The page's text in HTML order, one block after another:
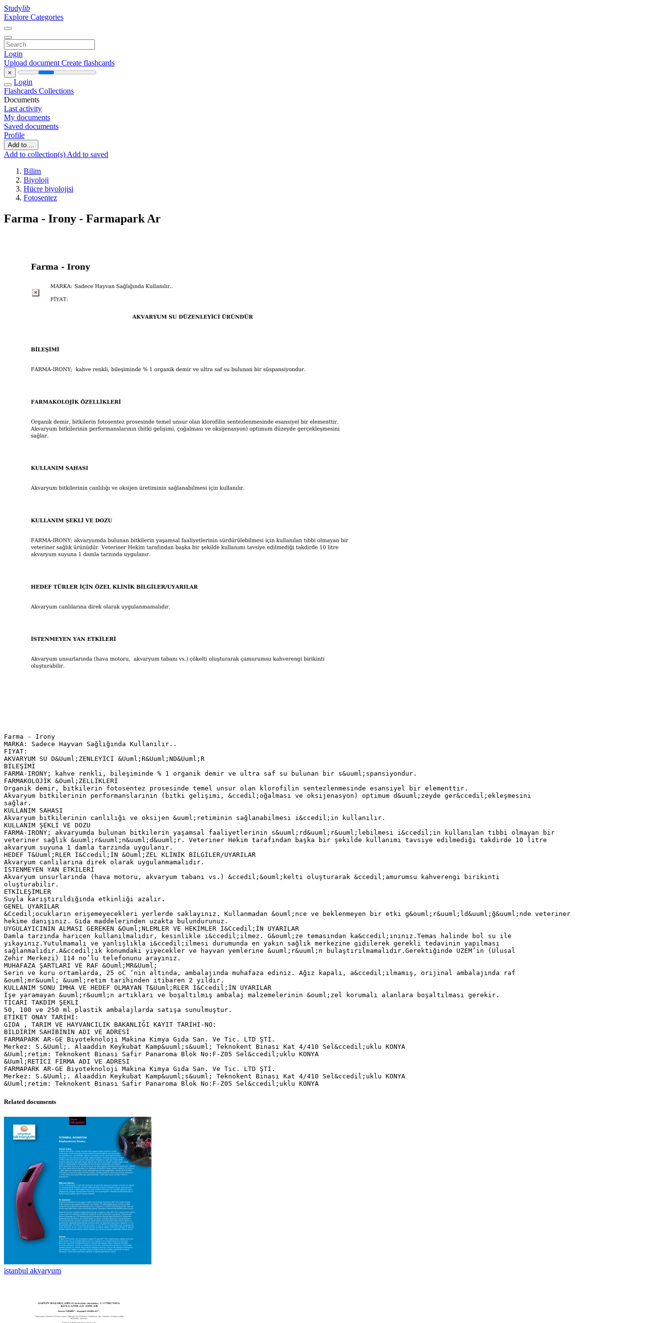
Studylib
Explore Categories
Login
Upload document Create flashcards
×
Login
Flashcards Collections
Documents
Last activity
My documents
Saved documents
Profile
Add to ...
Add to collection(s) Add to saved
Bilim
Biyoloji
Hücre biyolojisi
Fotosentez
Farma - Irony - Farmapark Ar
Farma - Irony
MARKA: Sadece Hayvan Sağlığında Kullanılır..
FİYAT:
AKVARYUM SU D&Uuml;ZENLEYİCİ &Uuml;R&Uuml;ND&Uuml;R
BİLEŞİMİ
FARMA-IRONY; kahve renkli, bileşiminde % 1 organik demir ve ultra saf su bulunan bir s&uuml;spansiyondur.
FARMAKOLOJİK &Ouml;ZELLİKLERİ
Organik demir, bitkilerin fotosentez prosesinde temel unsur olan klorofilin sentezlenmesinde esansiyel bir elementtir.
Akvaryum bitkilerinin performanslarının (bitki gelişimi, &ccedil;oğalması ve oksijenasyon) optimum d&uuml;zeyde ger&ccedil;ekleşmesini
sağlar.
KULLANIM SAHASI
Akvaryum bitkilerinin canlılığı ve oksijen &uuml;retiminin sağlanabilmesi i&ccedil;in kullanılır.
KULLANIM ŞEKLİ VE DOZU
FARMA-IRONY; akvaryumda bulunan bitkilerin yaşamsal faaliyetlerinin s&uuml;rd&uuml;r&uuml;lebilmesi i&ccedil;in kullanılan tıbbi olmayan bir
veteriner sağlık &uuml;r&uuml;n&uuml;d&uuml;r. Veteriner Hekim tarafından başka bir şekilde kullanımı tavsiye edilmediği takdirde 10 litre
akvaryum suyuna 1 damla tarzında uygulanır.
HEDEF T&Uuml;RLER İ&Ccedil;İN &Ouml;ZEL KLİNİK BİLGİLER/UYARILAR
Akvaryum canlılarına direk olarak uygulanmamalıdır.
İSTENMEYEN YAN ETKİLERİ
Akvaryum unsurlarında (hava motoru, akvaryum tabanı vs.) &ccedil;&ouml;kelti oluşturarak &ccedil;amurumsu kahverengi birikinti
oluşturabilir.
ETKİLEŞİMLER
Suyla karıştırıldığında etkinliği azalır.
GENEL UYARILAR
&Ccedil;ocukların erişemeyecekleri yerlerde saklayınız. Kullanmadan &ouml;nce ve beklenmeyen bir etki g&ouml;r&uuml;ld&uuml;ğ&uuml;nde veteriner
hekime danışınız. Gıda maddelerinden uzakta bulundurunuz.
UYGULAYICININ ALMASI GEREKEN &Ouml;NLEMLER VE HEKİMLER İ&Ccedil;İN UYARILAR
Damla tarzında haricen kullanılmalıdır, kesinlikle i&ccedil;ilmez. G&ouml;ze temasından ka&ccedil;ınınız.Temas halinde bol su ile
yıkayınız.Yutulmamalı ve yanlışlıkla i&ccedil;ilmesi durumunda en yakın sağlık merkezine gidilerek gerekli tedavinin yapılması
sağlanmalıdır.A&ccedil;ık konumdaki yiyecekler ve hayvan yemlerine &uuml;r&uuml;n bulaştırılmamalıdır.Gerektiğinde UZEM’in (Ulusal
Zehir Merkezi) 114 no’lu telefonunu arayınız.
MUHAFAZA ŞARTLARI VE RAF &Ouml;MR&Uuml;
Serin ve kuru ortamlarda, 25 oC ‘nin altında, ambalajında muhafaza ediniz. Ağız kapalı, a&ccedil;ılmamış, orijinal ambalajında raf
&ouml;mr&uuml; &uuml;retim tarihinden itibaren 2 yıldır.
KULLANIM SONU İMHA VE HEDEF OLMAYAN T&Uuml;RLER İ&Ccedil;İN UYARILAR
İşe yaramayan &uuml;r&uuml;n artıkları ve boşaltılmış ambalaj malzemelerinin &ouml;zel korumalı alanlara boşaltılması gerekir.
TİCARİ TAKDİM ŞEKLİ
50, 100 ve 250 ml plastik ambalajlarda satışa sunulmuştur.
ETİKET ONAY TARİHİ:
GIDA , TARIM VE HAYVANCILIK BAKANLIĞI KAYIT TARİHİ-NO:
BİLDİRİM SAHİBİNİN ADI VE ADRESİ
FARMAPARK AR-GE Biyoteknoloji Makina Kimya Gıda San. Ve Tic. LTD ŞTİ.
Merkez: S.&Uuml;. Alaaddin Keykubat Kamp&uuml;s&uuml; Teknokent Binası Kat 4/410 Sel&ccedil;uklu KONYA
&Uuml;retim: Teknokent Binası Safir Panaroma Blok No:F-Z05 Sel&ccedil;uklu KONYA
&Uuml;RETİCİ FİRMA ADI VE ADRESİ
FARMAPARK AR-GE Biyoteknoloji Makina Kimya Gıda San. Ve Tic. LTD ŞTİ.
Merkez: S.&Uuml;. Alaaddin Keykubat Kamp&uuml;s&uuml; Teknokent Binası Kat 4/410 Sel&ccedil;uklu KONYA
Related documents
istanbul akvaryum